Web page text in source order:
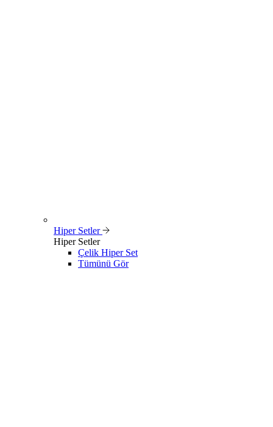
Hiper Setler
Hiper Setler
Çelik Hiper Set
Tümünü Gör